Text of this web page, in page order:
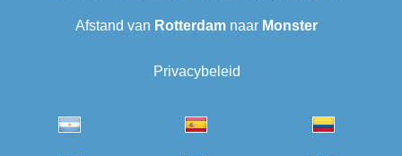
Afstand van Rotterdam naar Monster
Privacybeleid